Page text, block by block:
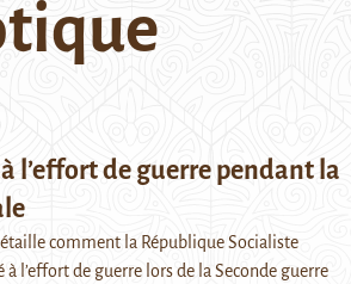
l’effort de guerre pendant la
comment la République Socialiste
l’effort de guerre lors de la Seconde guerre